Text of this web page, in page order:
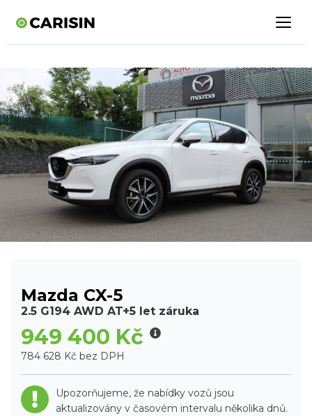
Mazda CX-5
2.5 G194 AWD AT+5 let záruka
949 400 Kč
784 628 Kč bez DPH
Upozorňujeme, že nabídky vozů jsou
aktualizovány v časovém intervalu několika dnů.